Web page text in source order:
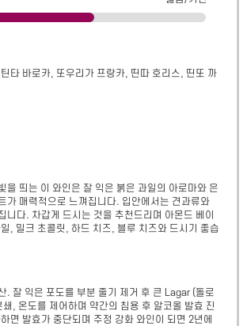
타 바로카, 또우리가 프랑카, 띤따 호리스, 띤또 까
을 띄는 이 와인은 잘 익은 붉은 과일의 아로마와 은
가 매력적으로 느껴집니다. 입안에서는 견과류와
니다. 차갑게 드시는 것을 추천드리며 아몬드 베이
, 밀크 초콜릿, 하드 치즈, 블루 치즈와 드시기 좋습
. 잘 익은 포도를 부분 줄기 제거 후 큰 Lagar (돌로
쇄, 온도를 제어하며 약간의 침용 후 알코올 발효 진
면 발효가 중단되며 주정 강화 와인이 되면 2년에